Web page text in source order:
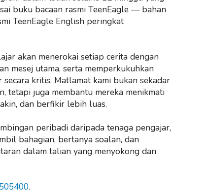
buku bacaan rasmi TeenEagle — bahan
TeenEagle English peringkat
akan menerokai setiap cerita dengan
mesej utama, serta memperkukuhkan
kritis. Matlamat kami bukan sekadar
tetapi juga membantu mereka menikmati
dan berfikir lebih luas.
peribadi daripada tenaga pengajar,
bahagian, bertanya soalan, dan
dalam talian yang menyokong dan
.